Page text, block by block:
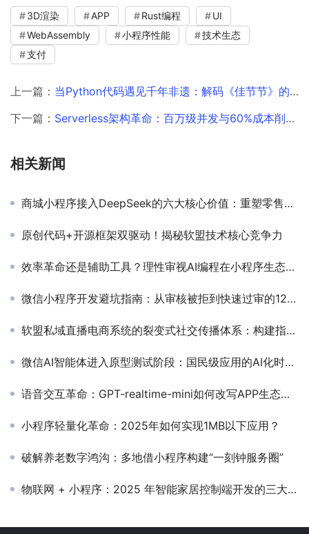
3D渲染 APP Rust编程
UI
WebAssembly
小程序性能
技术生态
支付
上一篇： 当Python代码遇见千年非遗：解码《佳节节》的爆款基因
下一篇： Serverless架构革命：百万级并发与60%成本削减的实战密码
相关新闻
商城小程序接入DeepSeek的六大核心价值：重塑零售体验与商业效率
原创代码+开源框架双驱动！揭秘软盟技术核心竞争力
效率革命还是辅助工具？理性审视AI编程在小程序生态中的角色
微信小程序开发避坑指南：从审核被拒到快速过审的12个关键细节
软盟私域直播电商系统的裂变式社交传播体系：构建指数级增长的流量飞轮
微信AI智能体进入原型测试阶段：国民级应用的AI化时刻，正在逼近
语音交互革命：GPT-realtime-mini如何改写APP生态规则？
小程序轻量化革命：2025年如何实现1MB以下应用？
破解养老数字鸿沟：多地借小程序构建“一刻钟服务圈”
物联网 + 小程序：2025 年智能家居控制端开发的三大技术突破